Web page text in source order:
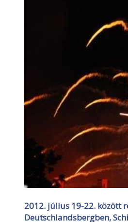
2012. július 19-22. között
Deutschlandsbergben,